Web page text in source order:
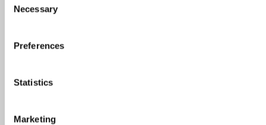
Selection
Necessary
Preferences
Statistics
Marketing
MEKKi peakokk Rene Uusmees: MEKKi edu